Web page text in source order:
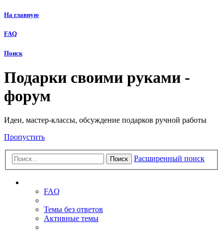
На главную
FAQ
Поиск
Подарки своими руками -
форум
Идеи, мастер-классы, обсуждение подарков ручной работы
Пропустить
Поиск Расширенный поиск
FAQ
Темы без ответов
Активные темы